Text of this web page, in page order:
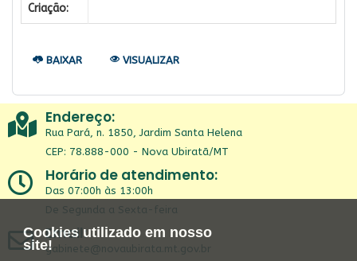
Cookies utilizado em nosso
site!
Criação:
BAIXAR VISUALIZAR
Endereço:
Rua Pará, n. 1850, Jardim Santa Helena
CEP: 78.888-000 - Nova Ubiratã/MT
Horário de atendimento:
Das 07:00h às 13:00h
De Segunda a Sexta-feira
Email:
gabinete@novaubirata.mt.gov.br